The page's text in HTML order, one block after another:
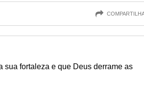
sua fortaleza e que Deus derrame as